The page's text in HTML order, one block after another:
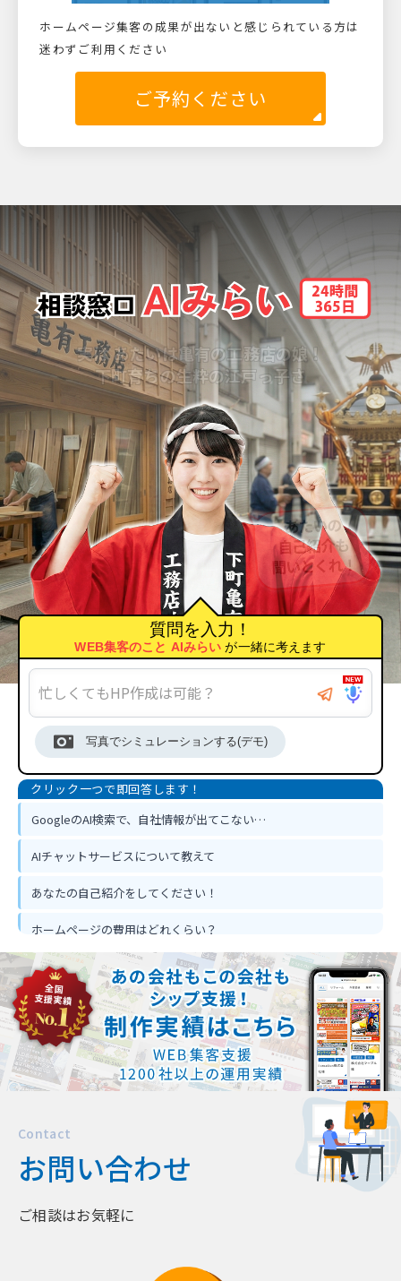
ホームページ集客の成果が出ないと感じられている方は
迷わずご利用ください
ご予約ください
実は あたいは亀有の工務店の娘！
下町育ちの生粋の江戸っ子さ
質問を入力！
WEB集客のこと AIみらい が一緒に考えます
写真でシミュレーションする(デモ)
GoogleのAI検索で、自社情報が出てこない…
AIチャットサービスについて教えて
あなたの自己紹介をしてください！
ホームページの費用はどれくらい？
ホームページ作って反響は出るの？
忙しくてもホームページ作成は可能？
Contact
お問い合わせ
ご相談はお気軽に